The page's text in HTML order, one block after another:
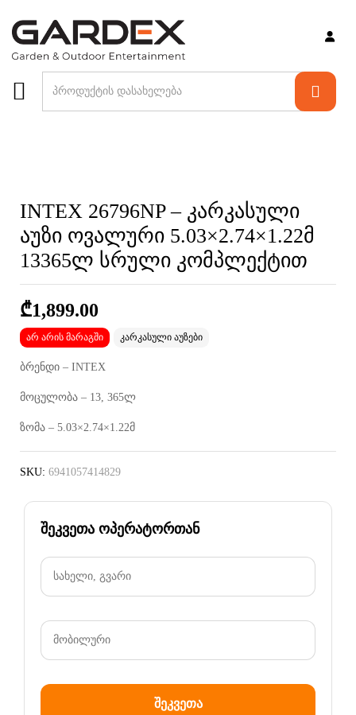
INTEX 26796NP – კარკასული
აუზი ოვალური 5.03×2.74×1.22მ
13365ლ სრული კომპლექტით
₾1,899.00
არ არის მარაგში კარკასული აუზები
ბრენდი – INTEX
მოცულობა – 13, 365ლ
ზომა – 5.03×2.74×1.22მ
SKU: 6941057414829
შეკვეთა ოპერატორთან